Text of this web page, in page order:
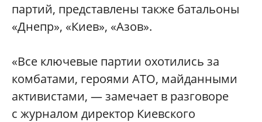
партий, представлены также батальоны
«Днепр», «Киев», «Азов».
«Все ключевые партии охотились за
комбатами, героями АТО, майданными
активистами, — замечает в разговоре
с журналом директор Киевского